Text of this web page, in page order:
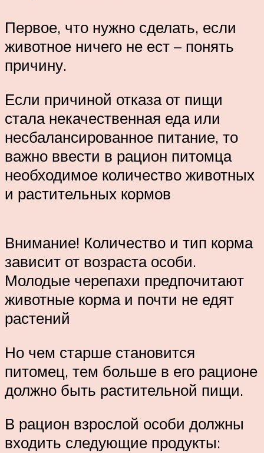
Первое, что нужно сделать, если
животное ничего не ест – понять
причину.
Если причиной отказа от пищи
стала некачественная еда или
несбалансированное питание, то
важно ввести в рацион питомца
необходимое количество животных
и растительных кормов
Внимание! Количество и тип корма
зависит от возраста особи.
Молодые черепахи предпочитают
животные корма и почти не едят
растений
Но чем старше становится
питомец, тем больше в его рационе
должно быть растительной пищи.
В рацион взрослой особи должны
входить следующие продукты: